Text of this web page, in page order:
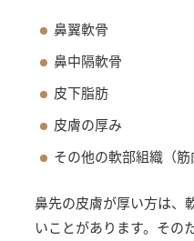
鼻翼軟骨
鼻中隔軟骨
皮下脂肪
皮膚の厚み
その他の軟部組織（筋
鼻先の皮膚が厚い方は、
いことがあります。その